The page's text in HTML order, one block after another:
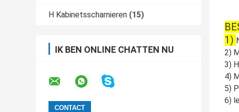
H Kabinetsscharnieren (15)
IK BEN ONLINE CHATTEN NU
1)
2)
3)
4)
5)
6)